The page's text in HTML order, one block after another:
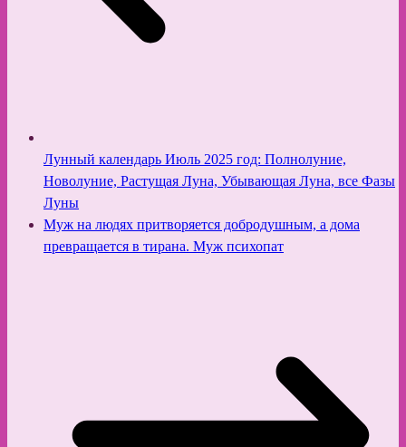
Лунный календарь Июль 2025 год: Полнолуние,
Новолуние, Растущая Луна, Убывающая Луна, все Фазы
Луны
Муж на людях притворяется добродушным, а дома
превращается в тирана. Муж психопат